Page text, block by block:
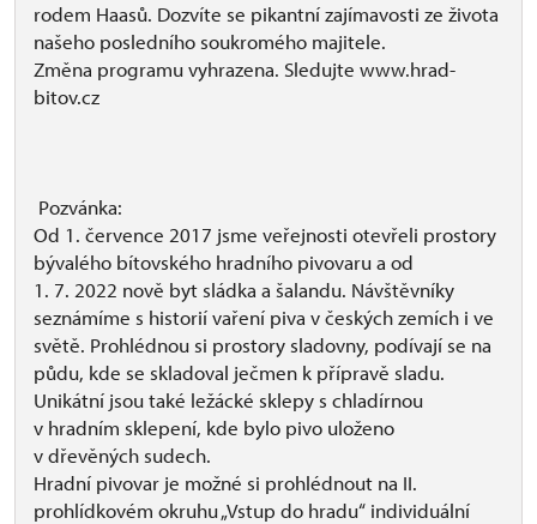
rodem Haasů. Dozvíte se pikantní zajímavosti ze života
našeho posledního soukromého majitele.
Změna programu vyhrazena. Sledujte www.hrad-
bitov.cz
Pozvánka:
Od 1. července 2017 jsme veřejnosti otevřeli prostory
bývalého bítovského hradního pivovaru a od
1. 7. 2022 nově byt sládka a šalandu. Návštěvníky
seznámíme s historií vaření piva v českých zemích i ve
světě. Prohlédnou si prostory sladovny, podívají se na
půdu, kde se skladoval ječmen k přípravě sladu.
Unikátní jsou také ležácké sklepy s chladírnou
v hradním sklepení, kde bylo pivo uloženo
v dřevěných sudech.
Hradní pivovar je možné si prohlédnout na II.
prohlídkovém okruhu „Vstup do hradu“ individuální